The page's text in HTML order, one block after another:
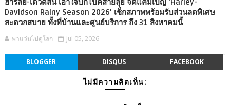
ฮาร์ลีย์-เดวิดสัน เอาใจบิ๊กไบค์สายลุย จัดแคมเปญ ‘Harley-
Davidson Rainy Season 2026’ เช็กสภาพพร้อมรับส่วนลดพิเศษ
สะดวกสบาย ทั้งที่บ้านและศูนย์บริการ ถึง 31 สิงหาคมนี้
พาแว่นไปดูโลก Jul 05, 2026
BLOGGER DISQUS FACEBOOK
ไม่มีความคิดเห็น: